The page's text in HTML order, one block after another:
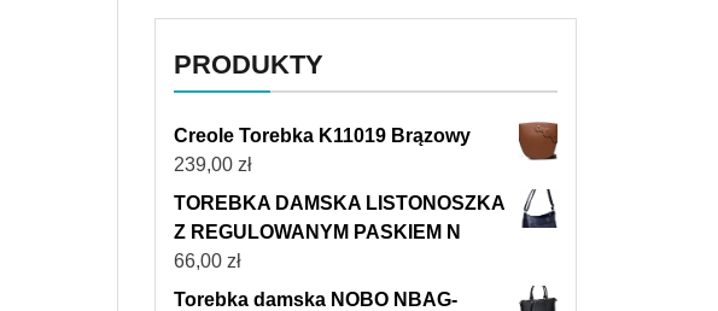
PRODUKTY
Creole Torebka K11019 Brązowy
239,00 zł
TOREBKA DAMSKA LISTONOSZKA
Z REGULOWANYM PASKIEM N
66,00 zł
Torebka damska NOBO NBAG-